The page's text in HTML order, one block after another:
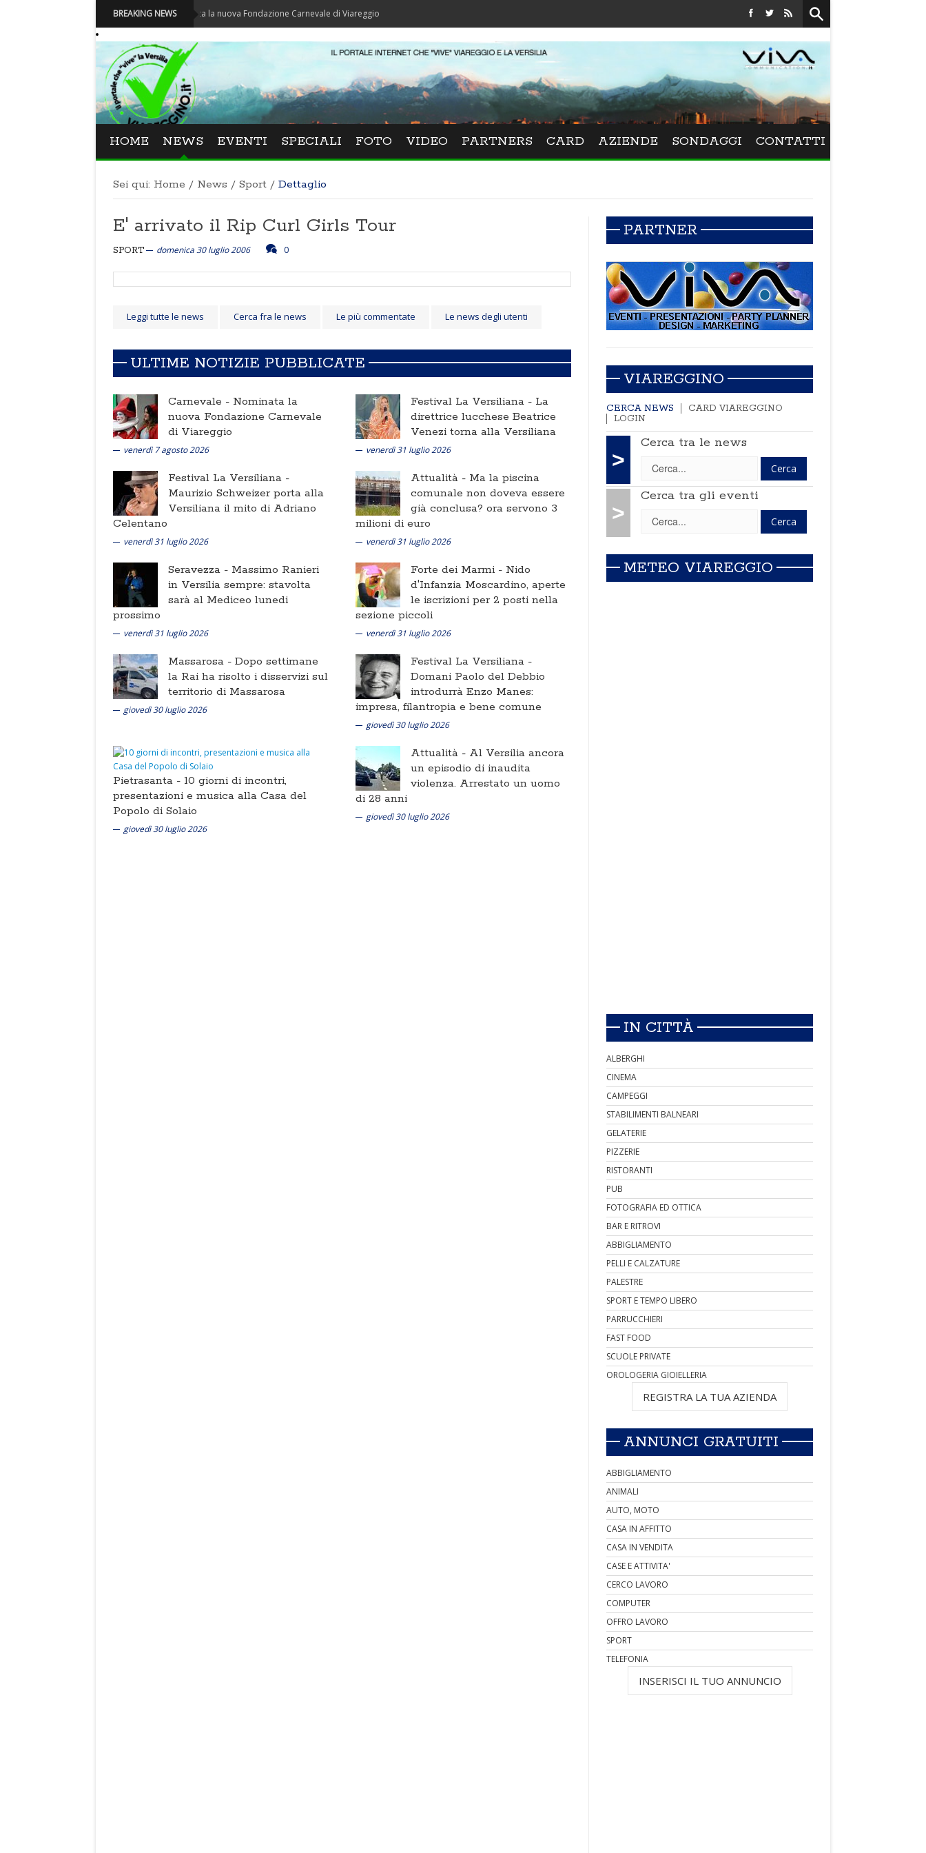
BREAKING NEWS
Carnevale - Nominata la nuova Fondazione Carnevale di Viareggio Festival La Versiliana - La direttrice lucchese Beatrice
HOME NEWS EVENTI SPECIALI FOTO VIDEO PARTNERS CARD AZIENDE SONDAGGI CONTATTI
Sei qui: Home / News / Sport / Dettaglio
E' arrivato il Rip Curl Girls Tour
SPORT domenica 30 luglio 2006 0
Leggi tutte le news Cerca fra le news Le più commentate Le news degli utenti
ULTIME NOTIZIE PUBBLICATE
Carnevale - Nominata la
nuova Fondazione Carnevale
di Viareggio
venerdì 7 agosto 2026
Festival La Versiliana - La
direttrice lucchese Beatrice
Venezi torna alla Versiliana
venerdì 31 luglio 2026
Festival La Versiliana -
Maurizio Schweizer porta alla
Versiliana il mito di Adriano
Celentano
venerdì 31 luglio 2026
Attualità - Ma la piscina
comunale non doveva essere
già conclusa? ora servono 3
milioni di euro
venerdì 31 luglio 2026
Seravezza - Massimo Ranieri
in Versilia sempre: stavolta
sarà al Mediceo lunedi
prossimo
venerdì 31 luglio 2026
Forte dei Marmi - Nido
d'Infanzia Moscardino, aperte
le iscrizioni per 2 posti nella
sezione piccoli
venerdì 31 luglio 2026
Massarosa - Dopo settimane
la Rai ha risolto i disservizi sul
territorio di Massarosa
giovedì 30 luglio 2026
Festival La Versiliana -
Domani Paolo del Debbio
introdurrà Enzo Manes:
impresa, filantropia e bene comune
giovedì 30 luglio 2026
Pietrasanta - 10 giorni di incontri,
presentazioni e musica alla Casa del
Popolo di Solaio
giovedì 30 luglio 2026
Attualità - Al Versilia ancora
un episodio di inaudita
violenza. Arrestato un uomo
di 28 anni
giovedì 30 luglio 2026
PARTNER
VIAREGGINO
CERCA NEWS
CARD VIAREGGINO
LOGIN
>
Cerca tra le news
>
Cerca tra gli eventi
METEO VIAREGGIO
IN CITTÀ
ALBERGHI
CINEMA
CAMPEGGI
STABILIMENTI BALNEARI
GELATERIE
PIZZERIE
RISTORANTI
PUB
FOTOGRAFIA ED OTTICA
BAR E RITROVI
ABBIGLIAMENTO
PELLI E CALZATURE
PALESTRE
SPORT E TEMPO LIBERO
PARRUCCHIERI
FAST FOOD
SCUOLE PRIVATE
OROLOGERIA GIOIELLERIA
REGISTRA LA TUA AZIENDA
ANNUNCI GRATUITI
ABBIGLIAMENTO
ANIMALI
AUTO, MOTO
CASA IN AFFITTO
CASA IN VENDITA
CASE E ATTIVITA'
CERCO LAVORO
COMPUTER
OFFRO LAVORO
SPORT
TELEFONIA
INSERISCI IL TUO ANNUNCIO